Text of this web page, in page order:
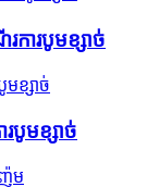
ារ​បូម​ខ្សាច់
ម​ខ្សាច់